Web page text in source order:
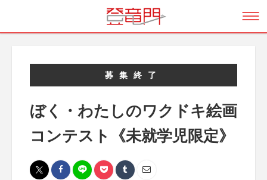
募集終了
ぼく・わたしのワクドキ絵画
コンテスト《未就学児限定》